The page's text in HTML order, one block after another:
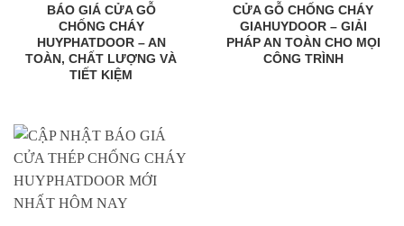
BÁO GIÁ CỬA GỖ
CHỐNG CHÁY
HUYPHATDOOR – AN
TOÀN, CHẤT LƯỢNG VÀ
TIẾT KIỆM
CỬA GỖ CHỐNG CHÁY
GIAHUYDOOR – GIẢI
PHÁP AN TOÀN CHO MỌI
CÔNG TRÌNH